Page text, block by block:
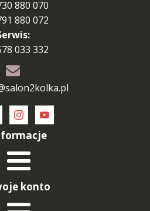
880 070
880 072
033 332
konto